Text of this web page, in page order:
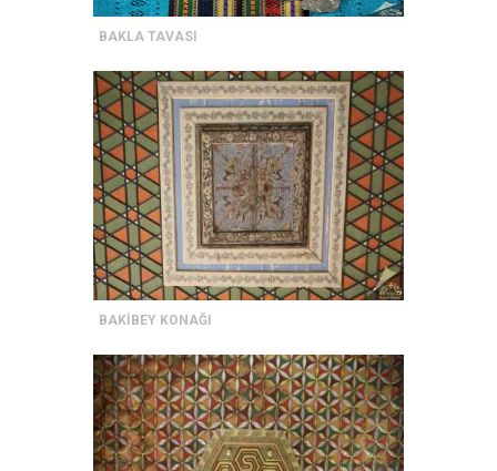
BAKLA TAVASI
BAKİBEY KONAĞI